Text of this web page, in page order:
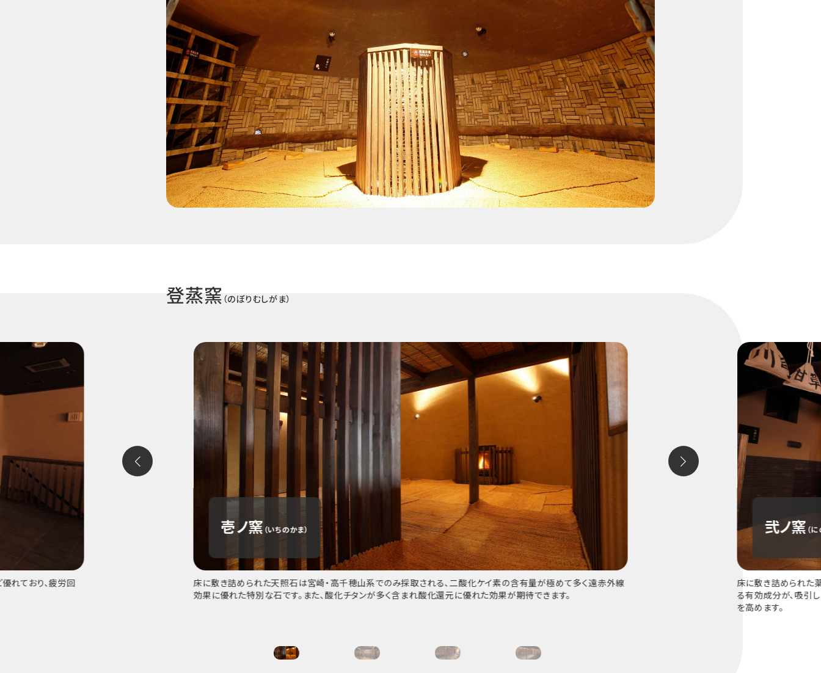
登蒸窯 （のぼりむしがま）
れており、疲労回
壱ノ窯 （いちのかま）
床に敷き詰められた天照石は宮崎・高千穂山系でのみ採取される、二酸化ケイ素の含有量が極めて多く遠赤外線
効果に優れた特別な石です。また、酸化チタンが多く含まれ酸化還元に優れた効果が期待できます。
弐ノ窯 （
床に敷き詰められた
る有効成分が、吸引
を高めます。